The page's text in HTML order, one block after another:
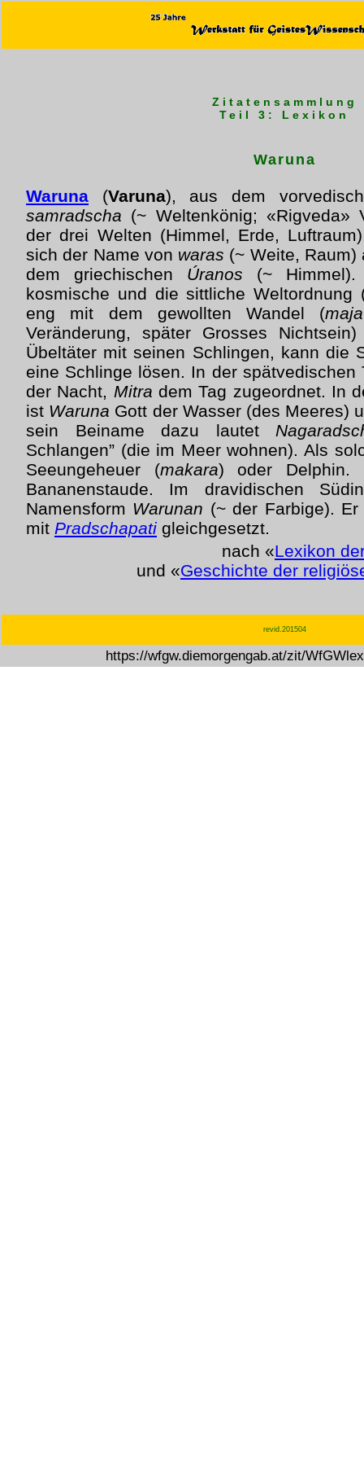
Zitatensammlung
Teil 3: Lexikon
Waruna
Waruna (Varuna), aus dem
samradscha (~ Weltenkönig; «Rigveda»
der drei Welten (Himmel, Erde,
sich der Name von waras (~ Weite, Raum)
dem griechischen Úranos (~ Himmel).
kosmische und die sittliche Weltordnung
eng mit dem gewollten Wandel (maja
Veränderung, später Grosses
Übeltäter mit seinen Schlingen, kann die
eine Schlinge lösen. In der
der Nacht, Mitra dem Tag zugeordnet. In
ist Waruna Gott der Wasser (des Meeres)
sein Beiname dazu lautet
Schlangen” (die im Meer wohnen). Als
Seeungeheuer (makara) oder Delphin.
Bananenstaude. Im dravidischen
Namensform Warunan (~ der Farbige).
mit Pradschapati gleichgesetzt.
nach «Lexikon
und «Geschichte der
revid.201504
https://wfgw.diemorgengab.at/zit/